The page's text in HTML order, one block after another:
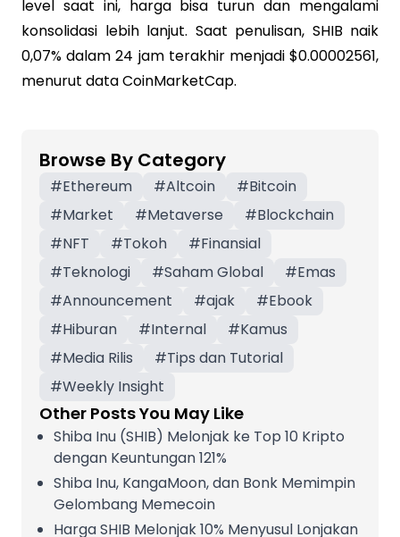
level saat ini, harga bisa turun dan mengalami
konsolidasi lebih lanjut. Saat penulisan, SHIB naik
0,07% dalam 24 jam terakhir menjadi $0.00002561,
menurut data CoinMarketCap.
Browse By Category
#Ethereum #Altcoin #Bitcoin
#Market #Metaverse #Blockchain
#NFT #Tokoh #Finansial
#Teknologi #Saham Global #Emas
#Announcement #ajak #Ebook
#Hiburan #Internal #Kamus
#Media Rilis #Tips dan Tutorial
#Weekly Insight
Other Posts You May Like
Shiba Inu (SHIB) Melonjak ke Top 10 Kripto
dengan Keuntungan 121%
Shiba Inu, KangaMoon, dan Bonk Memimpin
Gelombang Memecoin
Harga SHIB Melonjak 10% Menyusul Lonjakan